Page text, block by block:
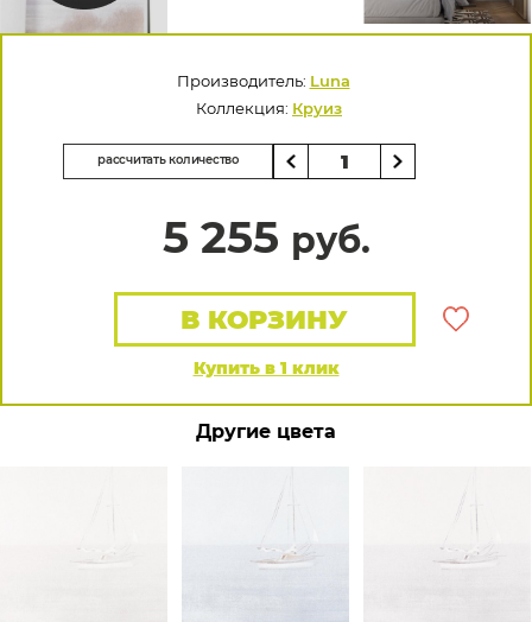
Производитель: Luna
Коллекция: Круиз
рассчитать количество
5 255 руб.
Купить в 1 клик
В КОРЗИНУ
Другие цвета